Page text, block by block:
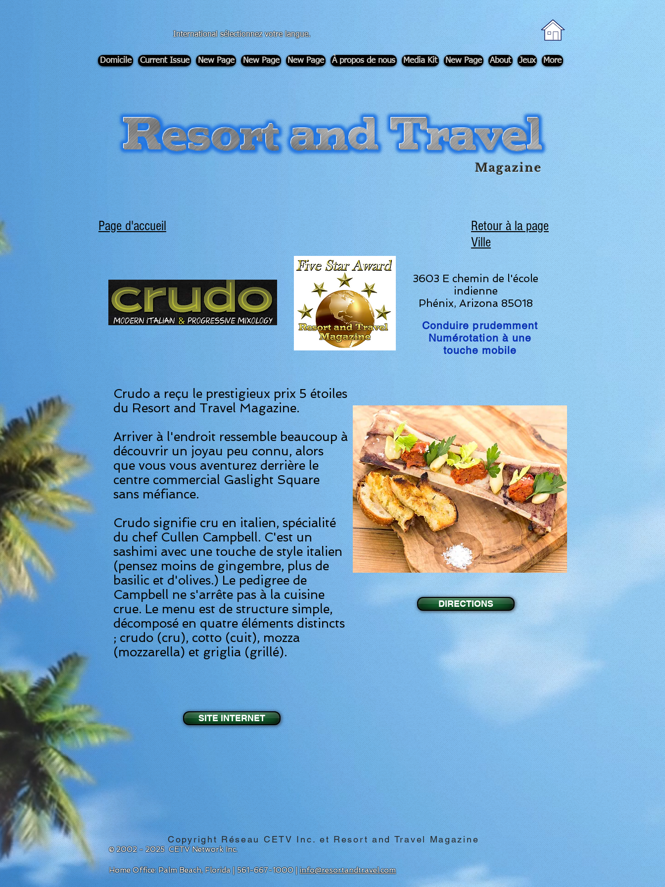
div id="myCodeElement"> div id="myCodeElement">
International sélectionnez votre langue.
Domicile Current Issue New Page New Page New Page À propos de nous Media Kit New Page About Jeux More
-
Magazine
Page d'accueil
Retour à la page
Ville
DIRECTIONS
SITE INTERNET
Crudo a reçu le prestigieux prix 5 étoiles
du Resort and Travel Magazine.
Arriver à l'endroit ressemble beaucoup à
découvrir un joyau peu connu, alors
que vous vous aventurez derrière le
centre commercial Gaslight Square
sans méfiance.
Crudo signifie cru en italien, spécialité
du chef Cullen Campbell. C'est un
sashimi avec une touche de style italien
(pensez moins de gingembre, plus de
basilic et d'olives.) Le pedigree de
Campbell ne s'arrête pas à la cuisine
crue. Le menu est de structure simple,
décomposé en quatre éléments distincts
; crudo (cru), cotto (cuit), mozza
(mozzarella) et griglia (grillé).
3603 E chemin de l'école
indienne
Phénix, Arizona 85018
Conduire prudemment
Numérotation à une
touche mobile
Copyright Réseau CETV Inc. et Resort and Travel Magazine
© 2002 - 2025 CETV Network Inc.
Home Office: Palm Beach, Florida | 561-667-1000 |info@resortandtravel.com